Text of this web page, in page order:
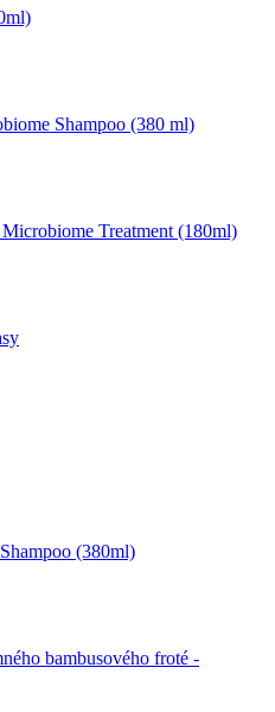
Shampoo (380 ml)
Treatment (180ml)
(380ml)
bambusového froté -